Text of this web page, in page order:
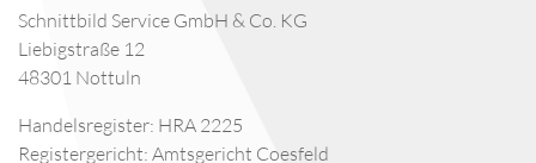
Telefax: 0 25 02 / 22 35 51
E-Mail: info@schnittbildservice.de
UMSATZSTEUER-ID